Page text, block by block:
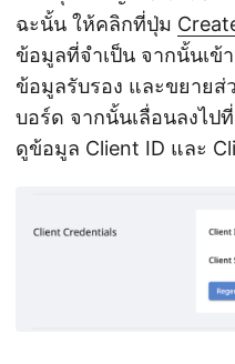
ฉะนั้น ให้คลิกที่ปุ่ม
ข้อมูลที่จำเป็น จากนั้นเข้
ข้อมูลรับรอง และขยาย
บอร์ด จากนั้นเลื่อนลงไป
ดูข้อมูล Client ID และ